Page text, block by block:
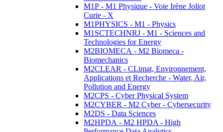
M1P - M1 Physique - Voie Irène Joliot
Curie - X
M1PHYSICS - M1 - Physics
M1SCTECHNRJ - M1 - Sciences and
Technologies for Energy
M2BIOMECA - M2 Biomeca -
Biomechanics
M2CLEAR - CLimat, Environnement,
Applications et Recherche - Water, Air,
Pollution and Energy
M2CPS - Cyber Physical System
M2CYBER - M2 Cyber - Cybersecurity
M2DS - Data Sciences
M2HPDA - M2 HPDA - High